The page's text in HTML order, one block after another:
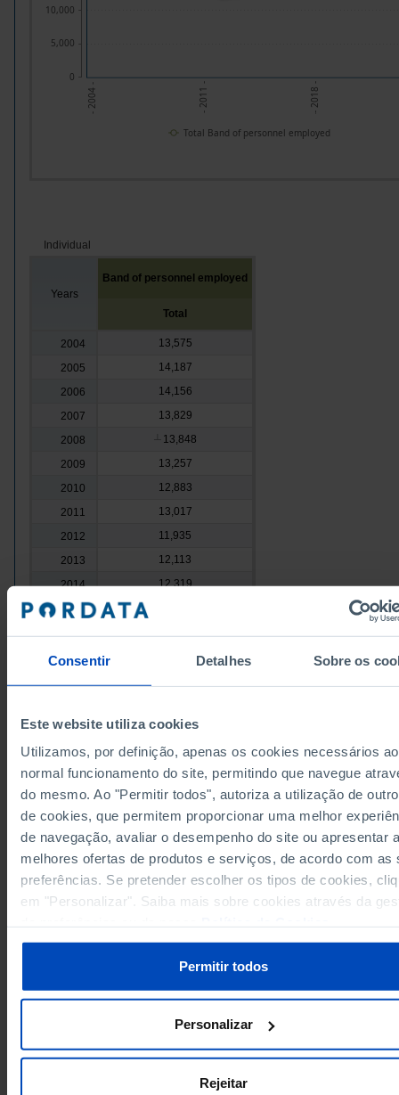
Consentir Detalhes Sobre os
Este website utiliza cookies
Utilizamos, por definição, apenas os cookies necessários ao
normal funcionamento do site, permitindo que navegue
do mesmo. Ao "Permitir todos", autoriza a utilização de
de cookies, que permitem proporcionar uma melhor
de navegação, avaliar o desempenho do site ou apresentar
melhores ofertas de produtos e serviços, de acordo com as
preferências. Se pretender escolher os tipos de cookies,
em "Personalizar". Saiba mais sobre cookies através da
Permitir todos
Personalizar
Rejeitar
- 2004 - - 2011 - - 2018 -
0
5,000
10,000
Total Band of personnel employed
Individual
Years
Band of personnel employed
Total
2004
13,575
2005
14,187
2006
14,156
2007
13,829
2008
13,848
2009
13,257
2010
12,883
2011
13,017
2012
11,935
2013
12,113
2014
12,319
2015
2017
2020
12,594
2021
13,408
2022
13,758
2023
13,530
13,279
Sources/Entities: INE, PORDATA
RELATED
Average size of enterprises: total and by sector of economic activity in